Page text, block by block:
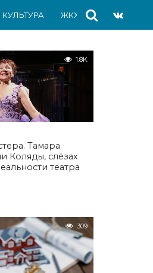
КУЛЬТУРА ЖКХ СПОРТ
1.8K
Тамара
Коляды, слёзах
театра
309